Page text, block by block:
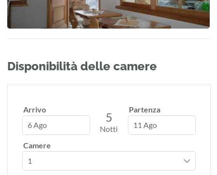
Disponibilità delle camere
Arrivo
6 Ago
5
Notti
Partenza
11 Ago
Camere